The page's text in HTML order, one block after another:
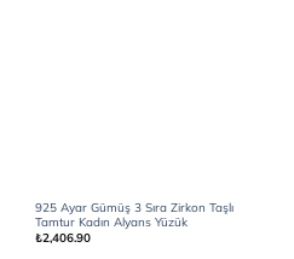
925 Ayar Gümüş 3 Sıra Zirkon Taşlı
Tamtur Kadın Alyans Yüzük
₺2,406.90